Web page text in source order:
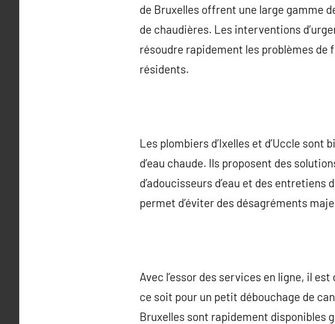
de Bruxelles offrent une large gamme
de chaudières. Les interventions
résoudre rapidement les problèmes de
résidents.
Les plombiers d’Ixelles et d’Uccle
d’eau chaude. Ils proposent des
d’adoucisseurs d’eau et des
permet d’éviter des désagréments
Avec l’essor des services en ligne, il
ce soit pour un petit débouchage de
Bruxelles sont rapidement disponibles